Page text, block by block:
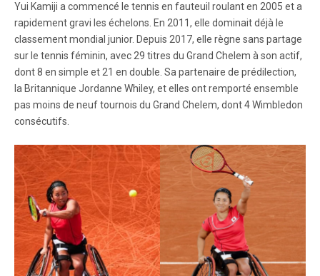
Yui Kamiji a commencé le tennis en fauteuil roulant en 2005 et a
rapidement gravi les échelons. En 2011, elle dominait déjà le
classement mondial junior. Depuis 2017, elle règne sans partage
sur le tennis féminin, avec 29 titres du Grand Chelem à son actif,
dont 8 en simple et 21 en double. Sa partenaire de prédilection,
la Britannique Jordanne Whiley, et elles ont remporté ensemble
pas moins de neuf tournois du Grand Chelem, dont 4 Wimbledon
consécutifs.